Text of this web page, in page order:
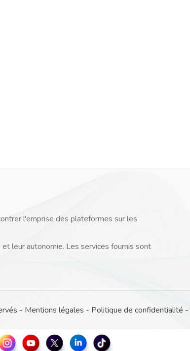
l'emprise des plateformes sur les
leur autonomie. Les services fournis sont
- Mentions légales - Politique de confidentialité -